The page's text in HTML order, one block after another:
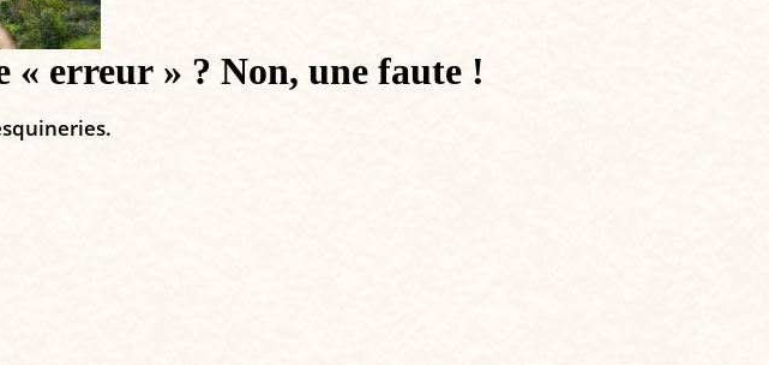
« erreur » ? Non, une faute !